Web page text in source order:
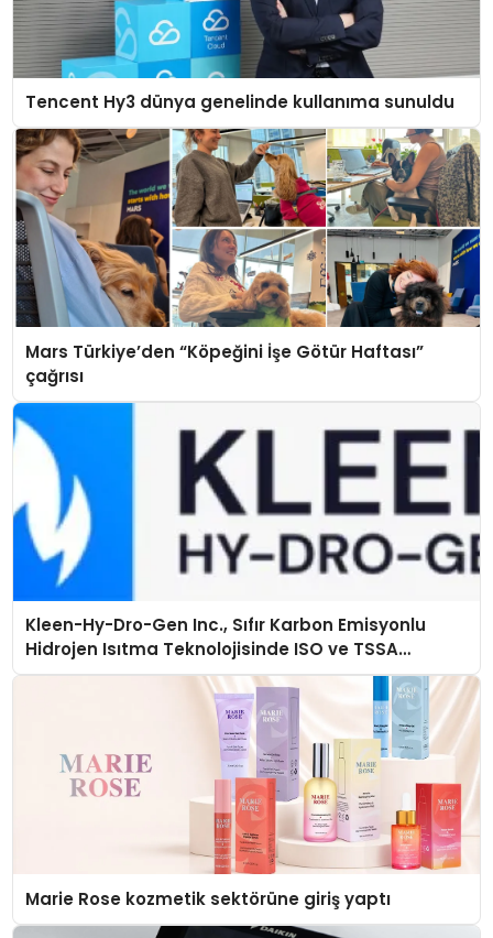
Tencent Hy3 dünya genelinde kullanıma sunuldu
Mars Türkiye’den “Köpeğini İşe Götür Haftası”
çağrısı
Kleen-Hy-Dro-Gen Inc., Sıfır Karbon Emisyonlu
Hidrojen Isıtma Teknolojisinde ISO ve TSSA
Düzenleyici Onaylarını Aldı
Marie Rose kozmetik sektörüne giriş yaptı